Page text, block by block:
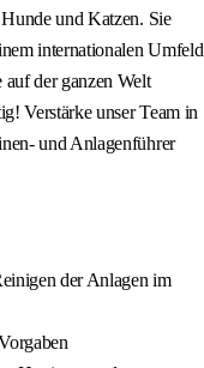
und Katzen. Sie
internationalen Umfeld
auf der ganzen Welt
Verstärke unser Team in
und Anlagenführer
der Anlagen im